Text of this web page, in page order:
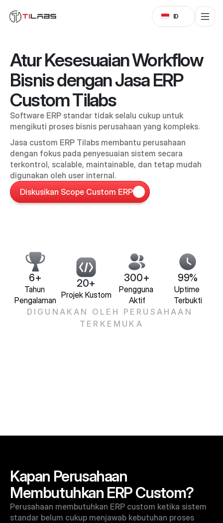
Atur Kesesuaian Workflow
Bisnis dengan Jasa ERP
Custom Tilabs
Software ERP standar tidak selalu cukup untuk
mengikuti proses bisnis perusahaan yang kompleks.
Jasa custom ERP Tilabs membantu perusahaan
dengan fokus pada penyesuaian sistem secara
terkontrol, scalable, maintainable, dan tetap mudah
digunakan oleh user internal.
Diskusikan Scope Custom ERP
6+
Tahun
Pengalaman
20+
Projek Kustom
300+
Pengguna
Aktif
99%
Uptime
Terbukti
DIGUNAKAN OLEH PERUSAHAAN
TERKEMUKA
Kapan Perusahaan
Membutuhkan ERP Custom?
Perusahaan membutuhkan ERP custom ketika sistem
standar belum cukup menjawab kebutuhan proses
Select Language
ID